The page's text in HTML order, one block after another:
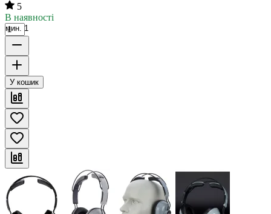
5
В наявності
мин. 1
У кошик